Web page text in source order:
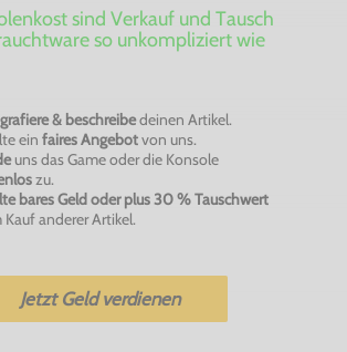
sind Verkauf und Tausch
so unkompliziert wie
& beschreibedeinen Artikel.
ein faires Angebotvon uns.
uns das Game oder die Konsole
zu.
bares Geld oder plus 30 % Tauschwert
Kauf anderer Artikel.
Jetzt Geld verdienen